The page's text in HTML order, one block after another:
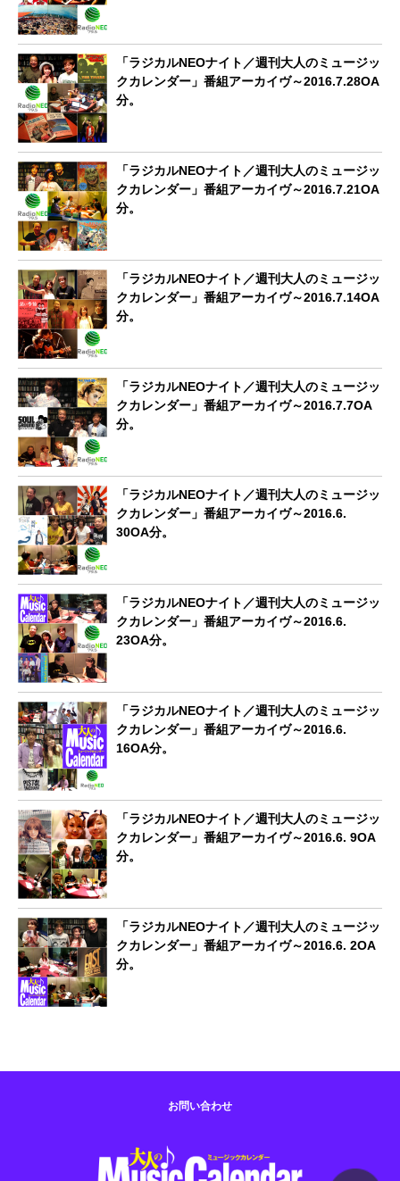
「ラジカルNEOナイト／週刊大人のミュージッ
クカレンダー」番組アーカイヴ～2016.7.28OA
分。
「ラジカルNEOナイト／週刊大人のミュージッ
クカレンダー」番組アーカイヴ～2016.7.21OA
分。
「ラジカルNEOナイト／週刊大人のミュージッ
クカレンダー」番組アーカイヴ～2016.7.14OA
分。
「ラジカルNEOナイト／週刊大人のミュージッ
クカレンダー」番組アーカイヴ～2016.7.7OA
分。
「ラジカルNEOナイト／週刊大人のミュージッ
クカレンダー」番組アーカイヴ～2016.6.
30OA分。
「ラジカルNEOナイト／週刊大人のミュージッ
クカレンダー」番組アーカイヴ～2016.6.
23OA分。
「ラジカルNEOナイト／週刊大人のミュージッ
クカレンダー」番組アーカイヴ～2016.6.
16OA分。
「ラジカルNEOナイト／週刊大人のミュージッ
クカレンダー」番組アーカイヴ～2016.6. 9OA
分。
「ラジカルNEOナイト／週刊大人のミュージッ
クカレンダー」番組アーカイヴ～2016.6. 2OA
分。
お問い合わせ